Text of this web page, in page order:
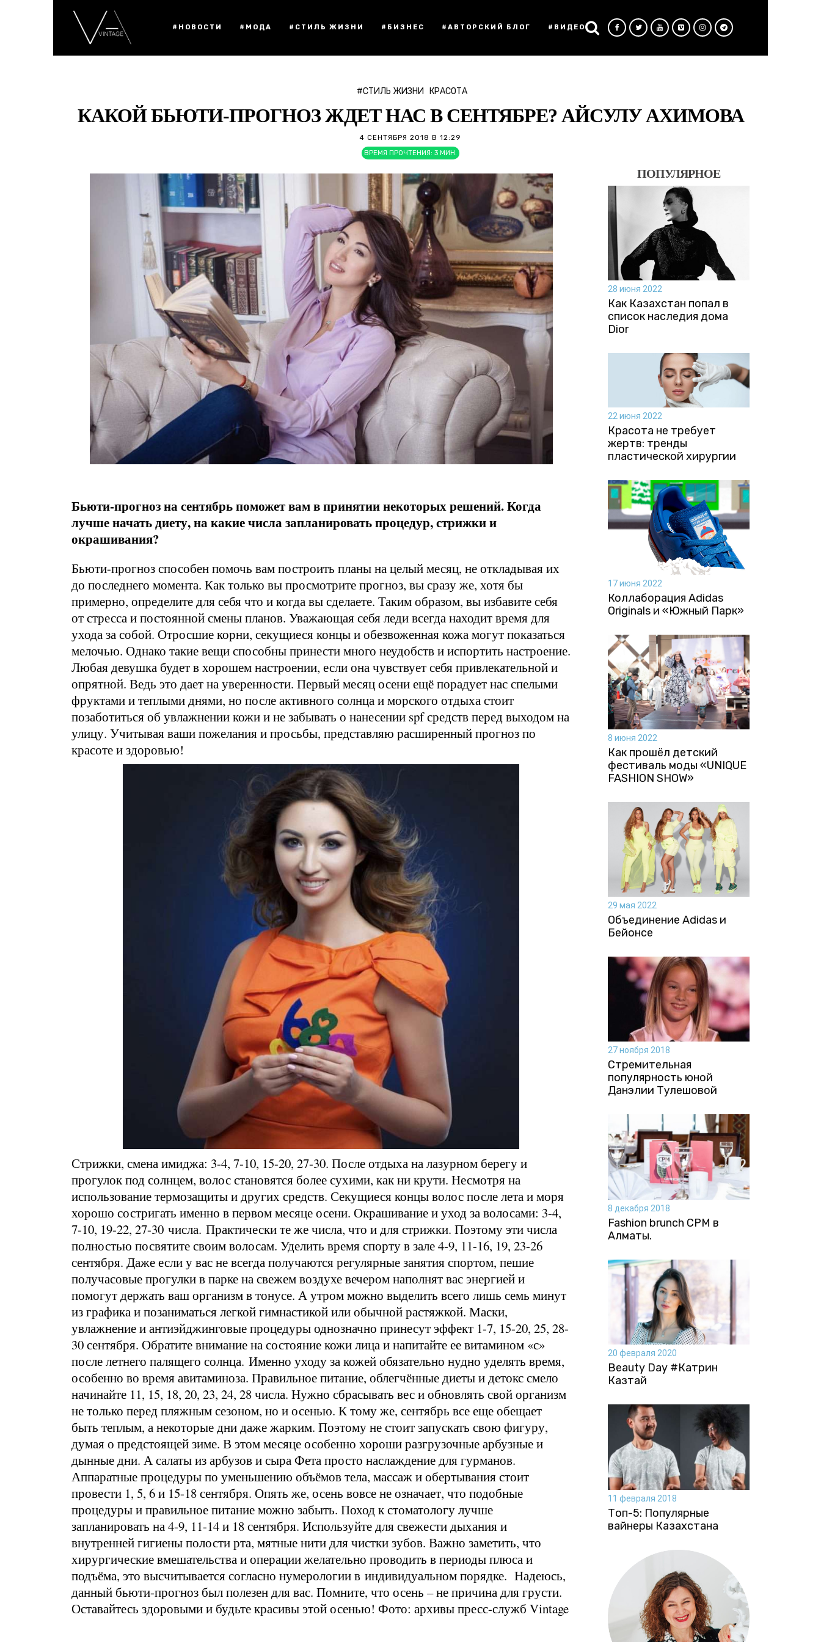
#НОВОСТИ #МОДА #СТИЛЬ ЖИЗНИ #БИЗНЕС #АВТОРСКИЙ БЛОГ #ВИДЕО
#СТИЛЬ ЖИЗНИ КРАСОТА
КАКОЙ БЬЮТИ-ПРОГНОЗ ЖДЕТ НАС В СЕНТЯБРЕ? АЙСУЛУ АХИМОВА
4 СЕНТЯБРЯ 2018 В 12:29
ВРЕМЯ ПРОЧТЕНИЯ: 3 МИН.
Бьюти-прогноз на сентябрь поможет вам в принятии некоторых решений. Когда
лучше начать диету, на какие числа запланировать процедур, стрижки и
окрашивания?
Бьюти-прогноз способен помочь вам построить планы на целый месяц, не откладывая их
до последнего момента. Как только вы просмотрите прогноз, вы сразу же, хотя бы
примерно, определите для себя что и когда вы сделаете. Таким образом, вы избавите себя
от стресса и постоянной смены планов. Уважающая себя леди всегда находит время для
ухода за собой. Отросшие корни, секущиеся концы и обезвоженная кожа могут показаться
мелочью. Однако такие вещи способны принести много неудобств и испортить настроение.
Любая девушка будет в хорошем настроении, если она чувствует себя привлекательной и
опрятной. Ведь это дает на уверенности. Первый месяц осени ещё порадует нас спелыми
фруктами и теплыми днями, но после активного солнца и морского отдыха стоит
позаботиться об увлажнении кожи и не забывать о нанесении spf средств перед выходом на
улицу. Учитывая ваши пожелания и просьбы, представляю расширенный прогноз по
красоте и здоровью!
Стрижки, смена имиджа: 3-4, 7-10, 15-20, 27-30. После отдыха на лазурном берегу и
прогулок под солнцем, волос становятся более сухими, как ни крути. Несмотря на
использование термозащиты и других средств. Секущиеся концы волос после лета и моря
хорошо состригать именно в первом месяце осени. Окрашивание и уход за волосами: 3-4,
7-10, 19-22, 27-30 числа. Практически те же числа, что и для стрижки. Поэтому эти числа
полностью посвятите своим волосам. Уделить время спорту в зале 4-9, 11-16, 19, 23-26
сентября. Даже если у вас не всегда получаются регулярные занятия спортом, пешие
получасовые прогулки в парке на свежем воздухе вечером наполнят вас энергией и
помогут держать ваш организм в тонусе. А утром можно выделить всего лишь семь минут
из графика и позаниматься легкой гимнастикой или обычной растяжкой. Маски,
увлажнение и антиэйджинговые процедуры однозначно принесут эффект 1-7, 15-20, 25, 28-
30 сентября. Обратите внимание на состояние кожи лица и напитайте ее витамином «с»
после летнего палящего солнца. Именно уходу за кожей обязательно нудно уделять время,
особенно во время авитаминоза. Правильное питание, облегчённые диеты и детокс смело
начинайте 11, 15, 18, 20, 23, 24, 28 числа. Нужно сбрасывать вес и обновлять свой организм
не только перед пляжным сезоном, но и осенью. К тому же, сентябрь все еще обещает
быть теплым, а некоторые дни даже жарким. Поэтому не стоит запускать свою фигуру,
думая о предстоящей зиме. В этом месяце особенно хороши разгрузочные арбузные и
дынные дни. А салаты из арбузов и сыра Фета просто наслаждение для гурманов.
Аппаратные процедуры по уменьшению объёмов тела, массаж и обертывания стоит
провести 1, 5, 6 и 15-18 сентября. Опять же, осень вовсе не означает, что подобные
процедуры и правильное питание можно забыть. Поход к стоматологу лучше
запланировать на 4-9, 11-14 и 18 сентября. Используйте для свежести дыхания и
внутренней гигиены полости рта, мятные нити для чистки зубов. Важно заметить, что
хирургические вмешательства и операции желательно проводить в периоды плюса и
подъёма, это высчитывается согласно нумерологии в индивидуальном порядке. Надеюсь,
данный бьюти-прогноз был полезен для вас. Помните, что осень – не причина для грусти.
Оставайтесь здоровыми и будьте красивы этой осенью! Фото: архивы пресс-служб Vintage
ПОПУЛЯРНОЕ
28 июня 2022
Как Казахстан попал в
список наследия дома
Dior
22 июня 2022
Красота не требует
жертв: тренды
пластической хирургии
17 июня 2022
Коллаборация Аdidas
Originals и «Южный Парк»
8 июня 2022
Как прошёл детский
фестиваль моды «UNIQUE
FASHION SHOW»
29 мая 2022
Объединение Adidas и
Бейонсе
27 ноября 2018
Стремительная
популярность юной
Данэлии Тулешовой
8 декабря 2018
Fashion brunch CPM в
Алматы.
20 февраля 2020
Beauty Day #Катрин
Казтай
11 февраля 2018
Топ-5: Популярные
вайнеры Казахстана